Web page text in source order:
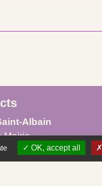
Albain
Mairie
- FRANCE
90 80
OK, accept all